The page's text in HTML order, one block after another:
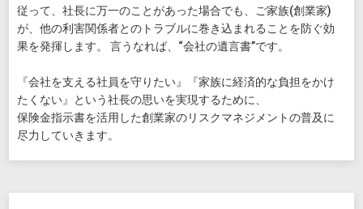
従って、社長に万一のことがあった場合でも、ご家族(創業家)
が、他の利害関係者とのトラブルに巻き込まれることを防ぐ効
果を発揮します。 言うなれば、“会社の遺言書”です。
『会社を支える社員を守りたい』『家族に経済的な負担をかけ
たくない』という社長の思いを実現するために、
保険金指示書を活用した創業家のリスクマネジメントの普及に
尽力していきます。